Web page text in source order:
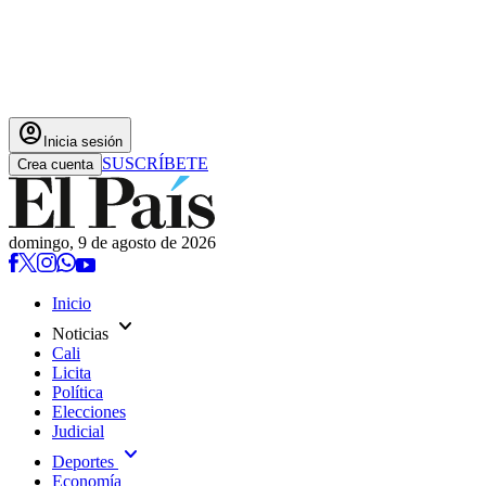
account_circle Inicia sesión
Crea cuenta SUSCRÍBETE
domingo, 9 de agosto de 2026
Inicio
Noticias expand_more
Cali
Licita
Política
Elecciones
Judicial
Deportes expand_more
Economía